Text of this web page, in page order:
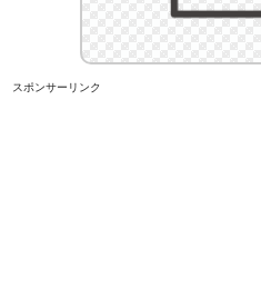
スポンサーリンク